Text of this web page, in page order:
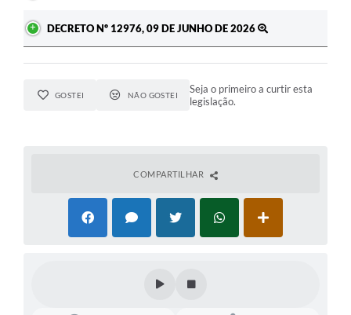
DECRETO Nº 12976, 09 DE JUNHO DE 2026
GOSTEI NÃO GOSTEI
Seja o primeiro a curtir esta
legislação.
COMPARTILHAR